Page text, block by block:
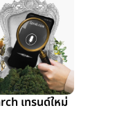
เทรนด์ใหม่